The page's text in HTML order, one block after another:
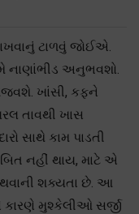
ટાળવું જોઈએ.
નાણાંભીડ અનુભવશો.
ખાંસી, કફને
તાવથી ખાસ
સાથે કામ પાડતી
નહીં થાય, માટે એ
થવાની શક્યતા છે. આ
કારણે મુશ્કેલીઓ સર્જી